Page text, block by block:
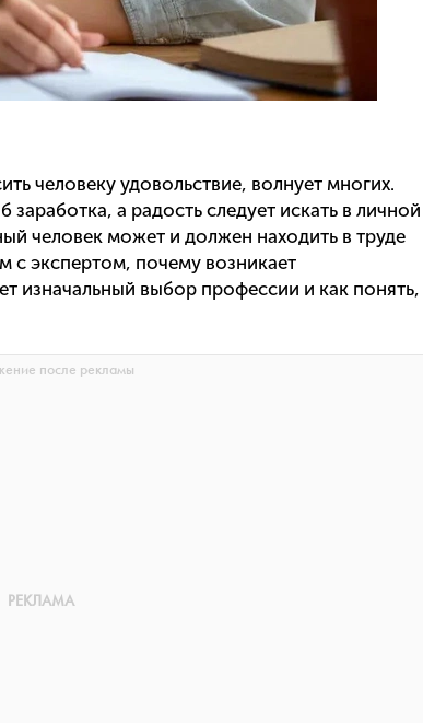
человеку удовольствие, волнует многих.
а радость следует искать в личной
человек может и должен находить в труде
с экспертом, почему возникает
изначальный выбор профессии и как понять,